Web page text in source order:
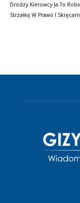
Drodzy Kierowcy Ja To
Strzałkę W Prawo I